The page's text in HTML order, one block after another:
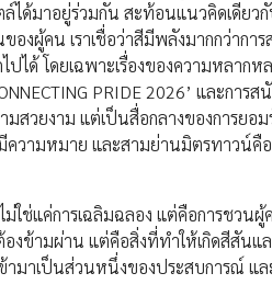
มาอยู่ร่วมกัน สะท้อนแนวคิดเดียวกับ
ผู้คน เราเชื่อว่าสีมีพลังมากกว่ากา
ปได้ โดยเฉพาะเรื่องของความหลา
PRIDE 2026’ และการสนั
วยงาม แต่เป็นสื่อกลางของการยอมรั
มีความหมาย และสามย่านมิตรทาว
ม่ใช่แค่การเฉลิมฉลอง แต่คือการชว
งข้ามผ่าน แต่คือสิ่งที่ทำให้เกิดสีสัน
าเป็นส่วนหนึ่งของประสบการณ์ แล